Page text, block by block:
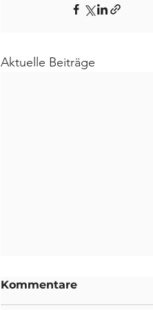
Aktuelle Beiträge
Kommentare